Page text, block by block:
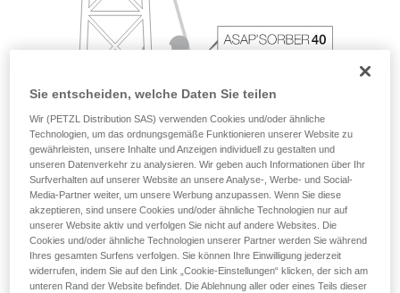
Sie entscheiden, welche Daten Sie teilen
Wir (PETZL Distribution SAS) verwenden Cookies und/oder ähnliche
Technologien, um das ordnungsgemäße Funktionieren unserer Website zu
gewährleisten, unsere Inhalte und Anzeigen individuell zu gestalten und
unseren Datenverkehr zu analysieren. Wir geben auch Informationen über Ihr
Surfverhalten auf unserer Website an unsere Analyse-, Werbe- und Social-
Media-Partner weiter, um unsere Werbung anzupassen. Wenn Sie diese
akzeptieren, sind unsere Cookies und/oder ähnliche Technologien nur auf
unserer Website aktiv und verfolgen Sie nicht auf andere Websites. Die
Cookies und/oder ähnliche Technologien unserer Partner werden Sie während
Ihres gesamten Surfens verfolgen. Sie können Ihre Einwilligung jederzeit
widerrufen, indem Sie auf den Link „Cookie-Einstellungen“ klicken, der sich am
unteren Rand der Website befindet. Die Ablehnung aller oder eines Teils dieser